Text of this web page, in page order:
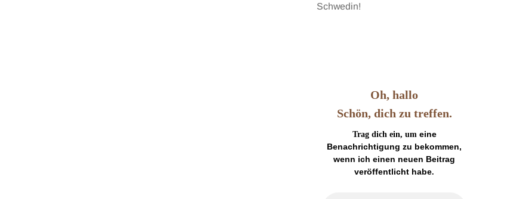
Schwedin!
Oh, hallo
Schön, dich zu treffen.
Trag dich ein, um eine
Benachrichtigung zu bekommen,
wenn ich einen neuen Beitrag
veröffentlicht habe.